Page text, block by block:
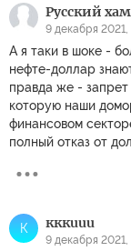
Русский хам
9 декабря 2021,
А я таки в шоке -
нефте-доллар
правда же -
которую наши
финансовом
полный отказ от
К кккuuu
9 декабря 2021,